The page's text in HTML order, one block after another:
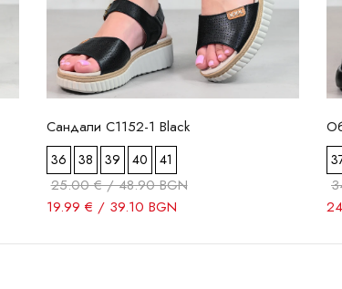
Сандали C1152-1 Black
36 38 39 40 41
25.00 € / 48.90 BGN
19.99 € / 39.10 BGN